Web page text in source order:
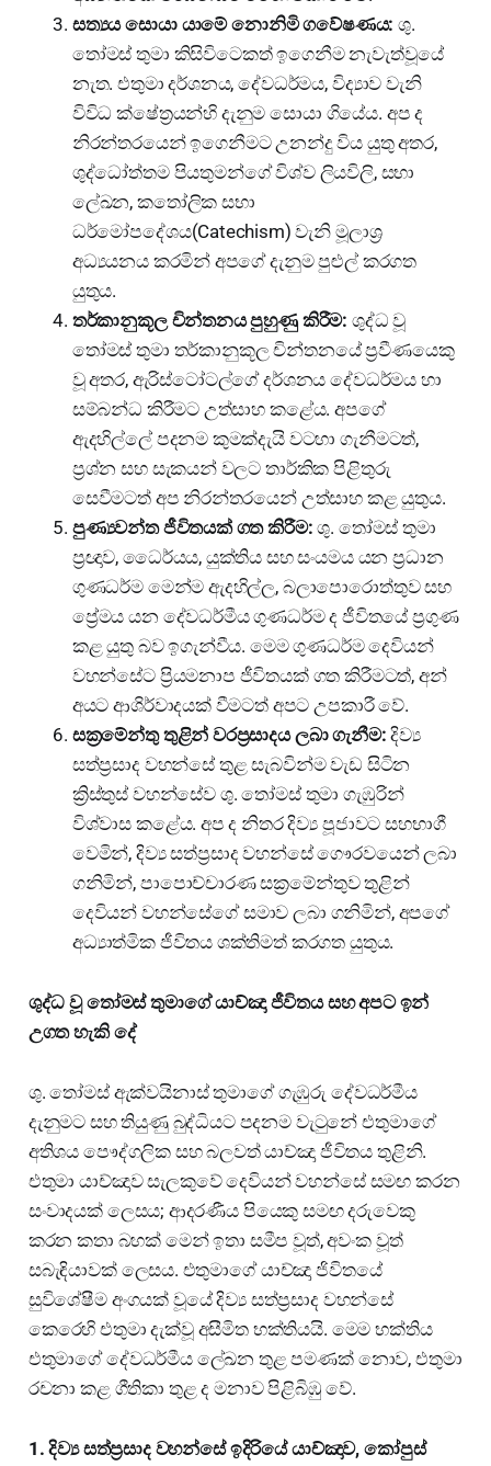
සත්‍යය සොයා යාමේ නොනිමි ගවේෂණය: ශු.
තෝමස් තුමා කිසිවිටෙකත් ඉගෙනීම නැවැත්වූයේ
නැත. එතුමා දර්ශනය, දේවධර්මය, විද්‍යාව වැනි
විවිධ ක්ෂේත්‍රයන්හි දැනුම සොයා ගියේය. අප ද
නිරන්තරයෙන් ඉගෙනීමට උනන්දු විය යුතු අතර,
ශුද්ධෝත්තම පියතුමන්ගේ විශ්ව ලියවිලි, සභා
ලේඛන, කතෝලික සභා
ධර්මෝපදේශය(Catechism) වැනි මූලාශ්‍ර
අධ්‍යයනය කරමින් අපගේ දැනුම පුළුල් කරගත
යුතුය.
තර්කානුකූල චින්තනය පුහුණු කිරීම: ශුද්ධ වූ
තෝමස් තුමා තර්කානුකූල චින්තනයේ ප්‍රවීණයෙකු
වූ අතර, ඇරිස්ටෝටල්ගේ දර්ශනය දේවධර්මය හා
සම්බන්ධ කිරීමට උත්සාහ කළේය. අපගේ
ඇදහිල්ලේ පදනම කුමක්දැයි වටහා ගැනීමටත්,
ප්‍රශ්න සහ සැකයන් වලට තාර්කික පිළිතුරු
සෙවීමටත් අප නිරන්තරයෙන් උත්සාහ කළ යුතුය.
පුණ්‍යවන්ත ජීවිතයක් ගත කිරීම: ශු. තෝමස් තුමා
ප්‍රඥාව, ධෛර්යය, යුක්තිය සහ සංයමය යන ප්‍රධාන
ගුණධර්ම මෙන්ම ඇදහිල්ල, බලාපොරොත්තුව සහ
ප්‍රේමය යන දේවධර්මීය ගුණධර්ම ද ජීවිතයේ ප්‍රගුණ
කළ යුතු බව ඉගැන්වීය. මෙම ගුණධර්ම දෙවියන්
වහන්සේට ප්‍රියමනාප ජීවිතයක් ගත කිරීමටත්, අන්
අයට ආශිර්වාදයක් වීමටත් අපට උපකාරී වේ.
සක්‍රමේන්තු තුළින් වරප්‍රසාදය ලබා ගැනීම: දිව්‍ය
සත්ප්‍රසාද වහන්සේ තුළ සැබවින්ම වැඩ සිටින
ක්‍රිස්තුස් වහන්සේව ශු. තෝමස් තුමා ගැඹුරින්
විශ්වාස කළේය. අප ද නිතර දිව්‍ය පූජාවට සහභාගී
වෙමින්, දිව්‍ය සත්ප්‍රසාද වහන්සේ ගෞරවයෙන් ලබා
ගනිමින්, පාපොච්චාරණ සක්‍රමේන්තුව තුළින්
දෙවියන් වහන්සේගේ සමාව ලබා ගනිමින්, අපගේ
අධ්‍යාත්මික ජීවිතය ශක්තිමත් කරගත යුතුය.
ශුද්ධ වූ තෝමස් තුමාගේ යාච්ඤා ජීවිතය සහ අපට ඉන්
උගත හැකි දේ
ශු. තෝමස් ඇක්වයිනාස් තුමාගේ ගැඹුරු දේවධර්මීය
දැනුමට සහ තියුණු බුද්ධියට පදනම වැටුනේ එතුමාගේ
අතිශය පෞද්ගලික සහ බලවත් යාච්ඤා ජීවිතය තුළිනි.
එතුමා යාච්ඤාව සැලකුවේ දෙවියන් වහන්සේ සමඟ කරන
සංවාදයක් ලෙසය; ආදරණීය පියෙකු සමඟ දරුවෙකු
කරන කතා බහක් මෙන් ඉතා සමීප වූත්, අවංක වූත්
සබැඳියාවක් ලෙසය. එතුමාගේ යාච්ඤා ජිවිතයේ
සුවිශේෂීම අංගයක් වූයේ දිව්‍ය සත්ප්‍රසාද වහන්සේ
කෙරෙහි එතුමා දැක්වූ අසීමිත භක්තියයි. මෙම භක්තිය
එතුමාගේ දේවධර්මීය ලේඛන තුළ පමණක් නොව, එතුමා
රචනා කළ ගීතිකා තුළ ද මනාව පිළිබිඹු වේ.
1. දිව්‍ය සත්ප්‍රසාද වහන්සේ ඉදිරියේ යාච්ඤාව, කෝපුස්